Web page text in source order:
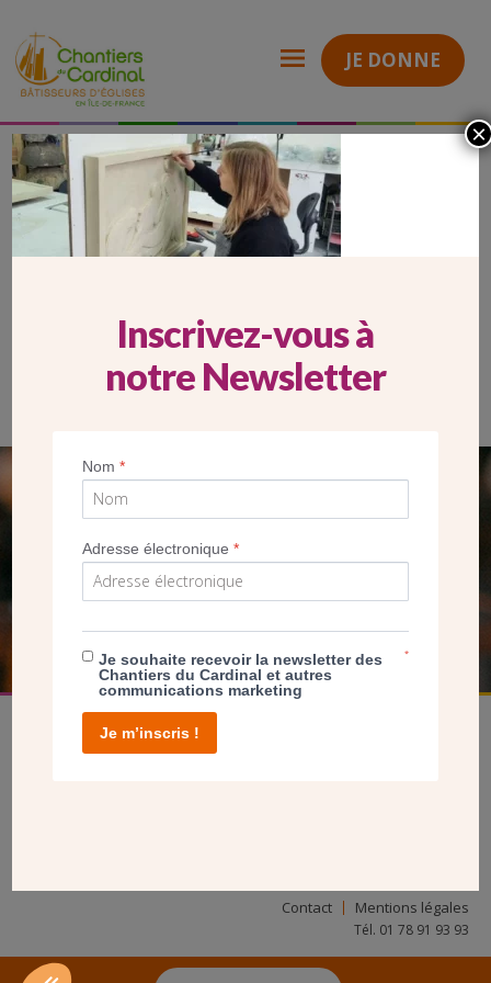
JE DONNE
Chantiers
du
Cardinal
2026_05_29_Carrousel Mobile_Camille Devilliers
2026_05_29_CARROUSEL
MOBILE_CAMILLE DEVILLIERS
SEUL VOTRE DON
NOUS PERMET D’AGIR
Contact Mentions légales
Tél. 01 78 91 93 93
Inscrivez-vous à
notre Newsletter
Nom*
Adresse électronique*
Je souhaite recevoir la newsletter des
Chantiers du Cardinal et autres
communications marketing
*
Je m’inscris !
×